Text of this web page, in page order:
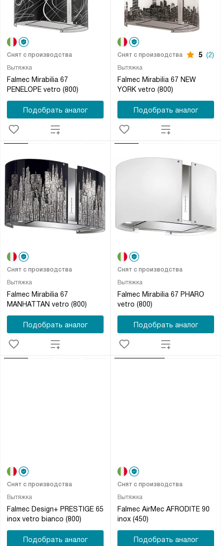
Вытяжка
Falmec Mirabilia 67
PENELOPE vetro (800)
Снят с производства
Подобрать аналог
Вытяжка
Falmec Mirabilia 67 NEW
YORK vetro (800)
Снят с производства 5 (2)
Подобрать аналог
Вытяжка
Falmec Mirabilia 67
MANHATTAN vetro (800)
Снят с производства
Подобрать аналог
Вытяжка
Falmec Mirabilia 67 PHARO
vetro (800)
Снят с производства
Подобрать аналог
Вытяжка
Falmec Design+ PRESTIGE 65
inox vetro bianco (800)
Снят с производства
Подобрать аналог
Вытяжка
Falmec AirMec AFRODITE 90
inox (450)
Снят с производства
Подобрать аналог